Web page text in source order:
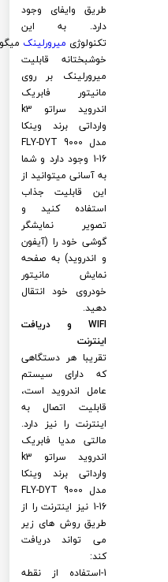
طریق وایفای وجود
دارد. به این
تکنولوژی میرورلینک
خوشبختانه قابلیت
میرورلینک بر روی
مانیتور فابریک
اندروید سراتو k3
وارداتی برند وینکا
مدل FLY-DYT 9000
1-16 وجود دارد و شما
به آسانی میتوانید از
این قابلیت جذاب
استفاده کنید و
تصویر نمایشگر
گوشی خود را (آیفون
و اندروید) به صفحه
نمایش مانیتور
خودروی خود انتقال
دهید.
WIFI و دریافت
اینترنت
تقریبا هر دستگاهی
که دارای سیستم
عامل اندروید است،
قابلیت اتصال به
اینترنت را نیز دارد.
مالتی مدیا فابریک
اندروید سراتو k3
وارداتی برند وینکا
مدل FLY-DYT 9000
1-16 نیز اینترنت را از
طریق روش های زیر
می تواند دریافت
کند:
1-استفاده از نقطه